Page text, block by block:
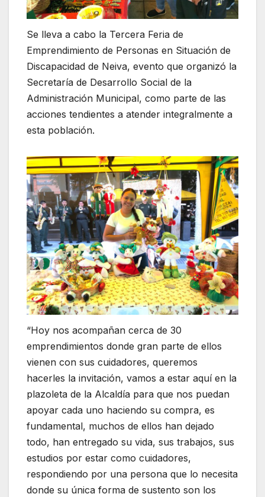
Se lleva a cabo la Tercera Feria de
Emprendimiento de Personas en Situación de
Discapacidad de Neiva, evento que organizó la
Secretaría de Desarrollo Social de la
Administración Municipal, como parte de las
acciones tendientes a atender integralmente a
esta población.
“Hoy nos acompañan cerca de 30
emprendimientos donde gran parte de ellos
vienen con sus cuidadores, queremos
hacerles la invitación, vamos a estar aquí en la
plazoleta de la Alcaldía para que nos puedan
apoyar cada uno haciendo su compra, es
fundamental, muchos de ellos han dejado
todo, han entregado su vida, sus trabajos, sus
estudios por estar como cuidadores,
respondiendo por una persona que lo necesita
donde su única forma de sustento son los